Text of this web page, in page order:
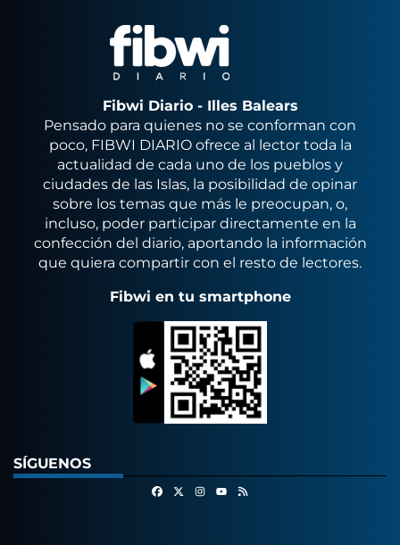
Fibwi Diario - Illes Balears
Pensado para quienes no se conforman con
poco, FIBWI DIARIO ofrece al lector toda la
actualidad de cada uno de los pueblos y
ciudades de las Islas, la posibilidad de opinar
sobre los temas que más le preocupan, o,
incluso, poder participar directamente en la
confección del diario, aportando la información
que quiera compartir con el resto de lectores.
Fibwi en tu smartphone
SÍGUENOS
FacebookInstagram